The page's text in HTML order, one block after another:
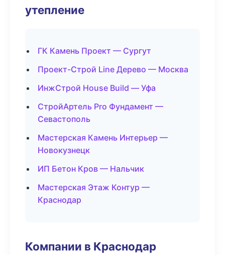
утепление
ГК Камень Проект — Сургут
Проект-Строй Line Дерево — Москва
ИнжСтрой House Build — Уфа
СтройАртель Pro Фундамент —
Севастополь
Мастерская Камень Интерьер —
Новокузнецк
ИП Бетон Кров — Нальчик
Мастерская Этаж Контур —
Краснодар
Компании в Краснодар